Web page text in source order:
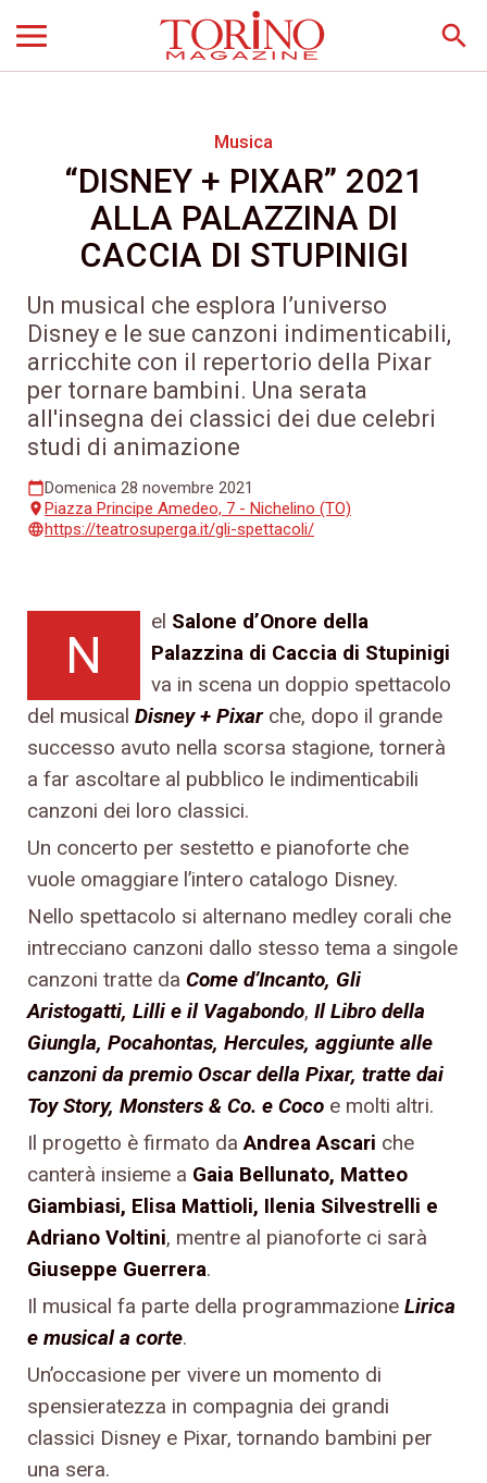
search
Musica
“DISNEY + PIXAR” 2021
ALLA PALAZZINA DI
CACCIA DI STUPINIGI
Un musical che esplora l’universo
Disney e le sue canzoni indimenticabili,
arricchite con il repertorio della Pixar
per tornare bambini. Una serata
all'insegna dei classici dei due celebri
studi di animazione
calendar_todayDomenica 28 novembre 2021
placePiazza Principe Amedeo, 7 - Nichelino (TO)
languagehttps://teatrosuperga.it/gli-spettacoli/
N
el Salone d’Onore della
Palazzina di Caccia di Stupinigi
va in scena un doppio spettacolo
del musical Disney + Pixarche, dopo il grande
successo avuto nella scorsa stagione, tornerà
a far ascoltare al pubblico le indimenticabili
canzoni dei loro classici.
Un concerto per sestetto e pianoforte che
vuole omaggiare l’intero catalogo Disney.
Nello spettacolo si alternano medley corali che
intrecciano canzoni dallo stesso tema a singole
canzoni tratte da Come d’Incanto, Gli
Aristogatti, Lilli e il Vagabondo, Il Libro della
Giungla, Pocahontas, Hercules, aggiunte alle
canzoni da premio Oscar della Pixar, tratte dai
Toy Story, Monsters & Co. e Coco e molti altri.
Il progetto è firmato da Andrea Ascari che
canterà insieme a Gaia Bellunato, Matteo
Giambiasi, Elisa Mattioli, Ilenia Silvestrelli e
Adriano Voltini, mentre al pianoforte ci sarà
Giuseppe Guerrera.
Il musical fa parte della programmazione Lirica
e musical a corte.
Un’occasione per vivere un momento di
spensieratezza in compagnia dei grandi
classici Disney e Pixar, tornando bambini per
una sera.